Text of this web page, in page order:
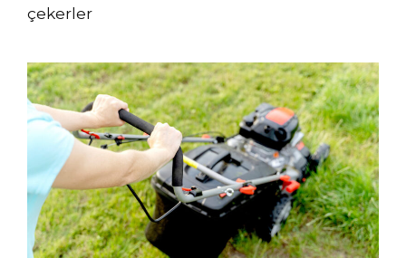
çekerler